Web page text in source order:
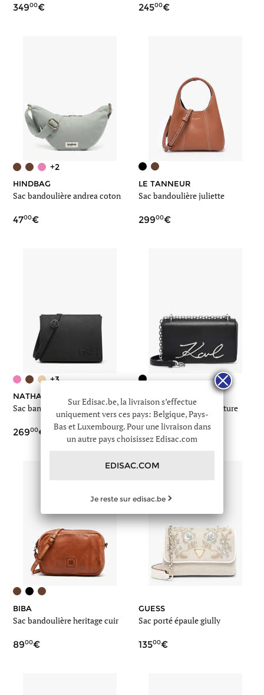
34900 24500
+2
HINDBAG
Sac bandoulière andrea coton
4700
LE TANNEUR
Sac bandoulière juliette
29900
+3
NATHAN BAUME
Sac bandoulière brugge cuir
26900
KARL LAGERFELD
Sac bandoulière k signature
cuir
29800
BIBA
Sac bandoulière heritage cuir
8900
GUESS
Sac porté épaule giully
13500
Sur Edisac.be, la livraison s’effectue
uniquement vers ces pays: Belgique, Pays-
Bas et Luxembourg. Pour une livraison dans
un autre pays choisissez Edisac.com
EDISAC.COM
Je reste sur edisac.be